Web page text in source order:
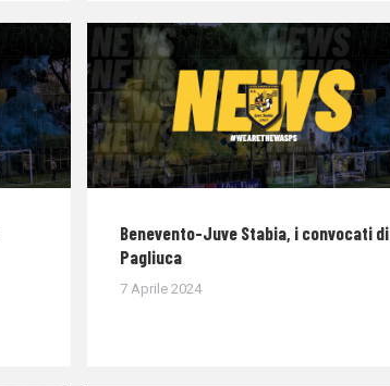
Benevento-Juve Stabia, i convocati di
Pagliuca
7 Aprile 2024